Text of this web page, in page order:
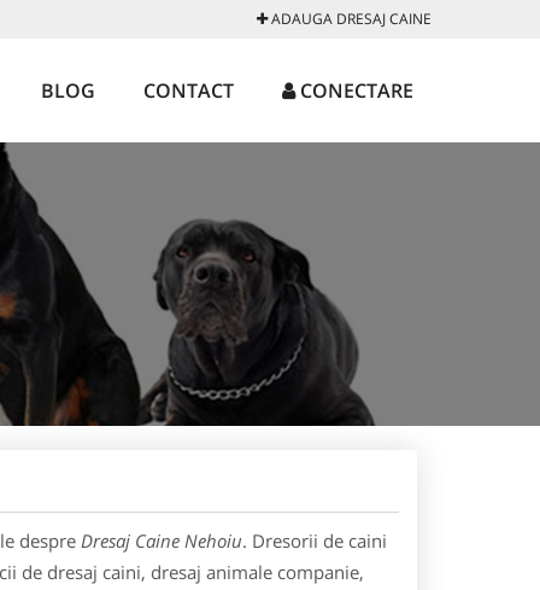
ADAUGA DRESAJ CAINE
BLOG CONTACT CONECTARE
despre Dresaj Caine Nehoiu. Dresorii de caini
de dresaj caini, dresaj animale companie,